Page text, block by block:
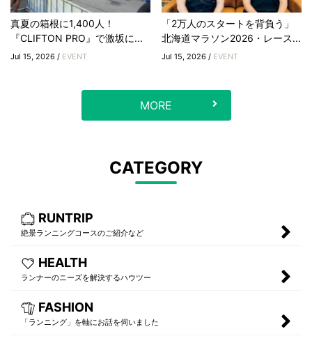
真夏の箱根に1,400人！
『CLIFTON PRO』で激坂に...
Jul 15, 2026 / EVENT
「2万人のスタートを背負う」
北海道マラソン2026・レース...
Jul 15, 2026 / EVENT
MORE
CATEGORY
RUNTRIP
絶景ランニングコースのご紹介など
HEALTH
ランナーのニーズを解決するハウツー
FASHION
「ランニング」を軸にお話を伺いました